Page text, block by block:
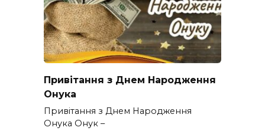
Привітання з Днем Народження
Онука
Привітання з Днем Народження
Онука Онук –